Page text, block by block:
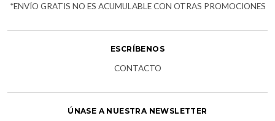
*ENVÍO GRATIS NO ES ACUMULABLE CON OTRAS PROMOCIONES
ESCRÍBENOS
CONTACTO
ÚNASE A NUESTRA NEWSLETTER